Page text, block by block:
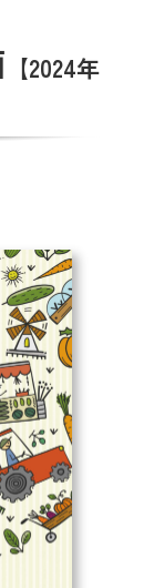
PDF)
【2024年